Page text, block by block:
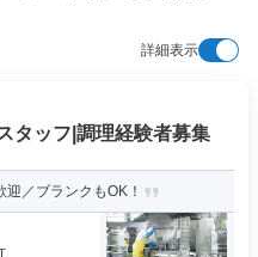
詳細表示
タッフ|調理経験者募集
／ブランクもOK！